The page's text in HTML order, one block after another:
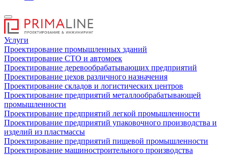
Услуги
Проектирование промышленных зданий
Проектирование СТО и автомоек
Проектирование деревообрабатывающих предприятий
Проектирование цехов различного назначения
Проектирование складов и логистических центров
Проектирование предприятий металлообрабатывающей
промышленности
Проектирование предприятий легкой промышленности
Проектирование предприятий упаковочного производства и
изделий из пластмассы
Проектирование предприятий пищевой промышленности
Проектирование машиностроительного производства